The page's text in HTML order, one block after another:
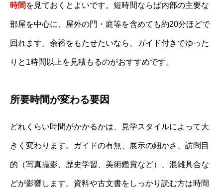
時間 を見ておくとよいです。短時間ならば内部の主要な
部屋を中心に、屋外の門・庭等を含めても約20分ほどで
回れます。余裕をもたせたいなら、ガイド付きでゆった
りと1時間以上を見積もるのがおすすめです。
所要時間が変わる要因
どれくらい時間がかかるかは、見学スタイルによって大
きく変わります。ガイドの有無、展示の細かさ、訪問目
的（写真撮影、歴史学習、美術鑑賞など）、混雑具合な
どが影響します。資料や古文書をしっかり読む方は時間